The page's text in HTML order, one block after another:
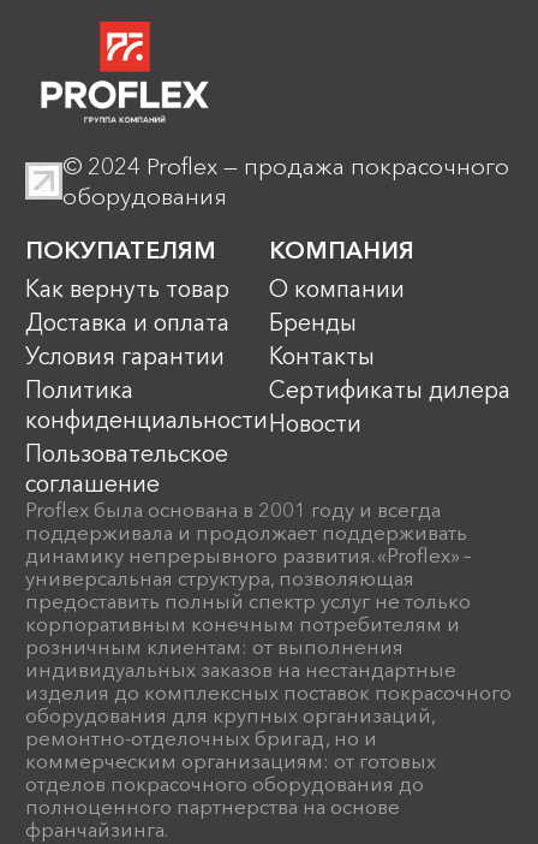
© 2024 Proflex — продажа покрасочного
оборудования
ПОКУПАТЕЛЯМ
Как вернуть товар
Доставка и оплата
Условия гарантии
Политика
конфиденциальности
Пользовательское
соглашение
КОМПАНИЯ
О компании
Бренды
Контакты
Сертификаты дилера
Новости
Proflex была основана в 2001 году и всегда
поддерживала и продолжает поддерживать
динамику непрерывного развития. «Proflex» –
универсальная структура, позволяющая
предоставить полный спектр услуг не только
корпоративным конечным потребителям и
розничным клиентам: от выполнения
индивидуальных заказов на нестандартные
изделия до комплексных поставок покрасочного
оборудования для крупных организаций,
ремонтно-отделочных бригад, но и
коммерческим организациям: от готовых
отделов покрасочного оборудования до
полноценного партнерства на основе
франчайзинга.